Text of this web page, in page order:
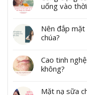
uống vào
Nên đắp
chúa?
Cao tinh
không?
Mặt nạ sữa